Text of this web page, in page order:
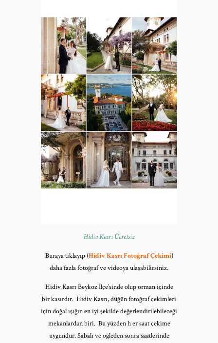
Hidiv Kasrı Ücretsiz
Buraya tıklayıp (Hidiv Kasrı Fotoğraf Çekimi)
daha fazla fotoğraf ve videoya ulaşabilirsiniz.
Hidiv Kasrı Beykoz İlçe’sinde olup orman içinde
bir kasırdır. Hidiv Kasrı, düğün fotoğraf çekimleri
için doğal ışığın en iyi şekilde değerlendirilebileceği
mekanlardan biri. Bu yüzden h er saat çekime
uygundur. Sabah ve öğleden sonra saatlerinde